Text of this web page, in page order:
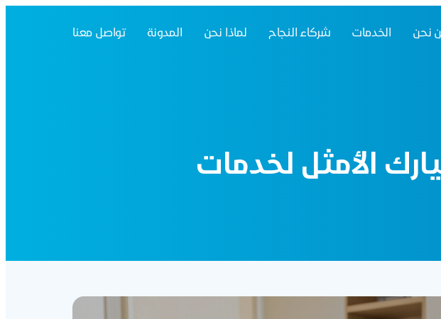
نحن الخدمات شركاء النجاح لماذا نحن المدونة تواصل معنا
الأمثل لخدمات